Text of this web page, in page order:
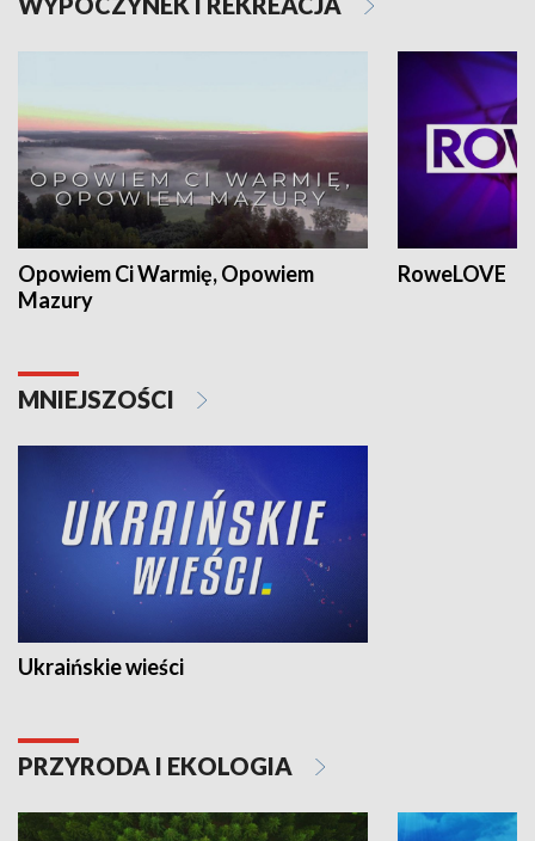
Opowiem Ci Warmię, Opowiem
Mazury
RoweLOVE
MNIEJSZOŚCI
Ukraińskie wieści
PRZYRODA I EKOLOGIA